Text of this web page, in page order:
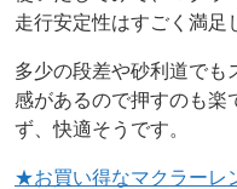
走行安定性はすごく満足
多少の段差や砂利道でも
感があるので押すのも楽
ず、快適そうです。
★お買い得なマクラーレ